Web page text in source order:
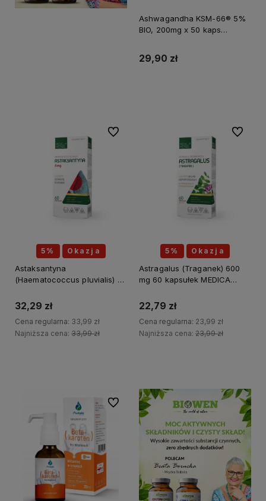
Ashwagandha KSM-66® 5%
BIO, 200mg x 50 kaps
29,90 zł
5% Okazja
Astaksantyna
(Haematococcus pluvialis) 6
HERBS
32,29 zł
Cena regularna: 33,99 zł
Najniższa cena: 33,99 zł
Do ulubionych
5% Okazja
Astragalus (Traganek) 600
mg 60 kapsułek MEDICA
22,79 zł
Cena regularna: 23,99 zł
Najniższa cena: 23,99 zł
Do
Do ulubionych